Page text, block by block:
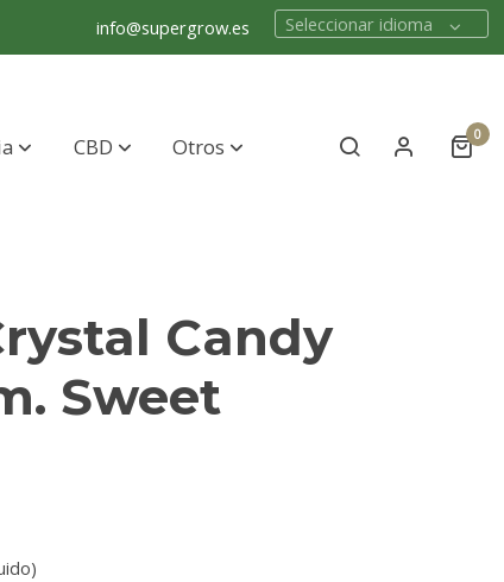
info@supergrow.es Seleccionar idioma
CBD Otros 0
Candy
Sweet